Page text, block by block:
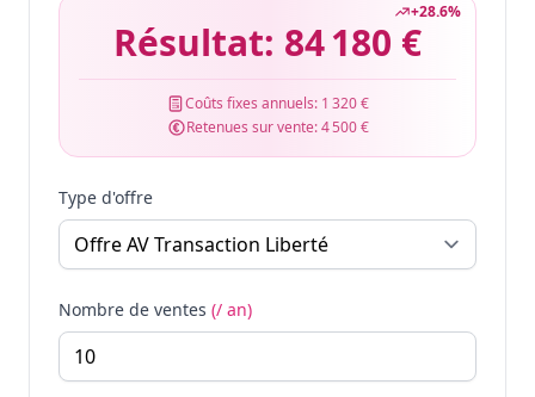
+28.6%
Résultat: 84 180 €
Coûts fixes annuels: 1 320 €
Retenues sur vente:4 500 €
Type d'offre
Nombre de ventes (/ an)